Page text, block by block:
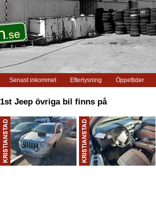
Senast inkommet Efterlysning Öppettider
1st Jeep övriga bil finns på